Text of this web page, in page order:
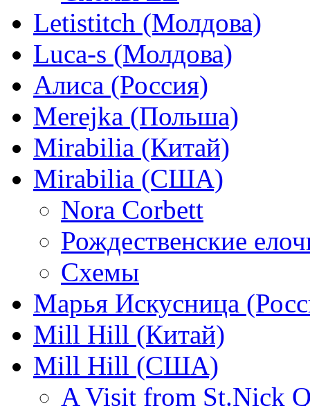
Letistitch (Молдова)
Luca-s (Молдова)
Алиса (Россия)
Merejka (Польша)
Mirabilia (Китай)
Mirabilia (США)
Nora Corbett
Рождественские
Схемы
Марья Искусница
Mill Hill (Китай)
Mill Hill (США)
A Visit from St.Nick